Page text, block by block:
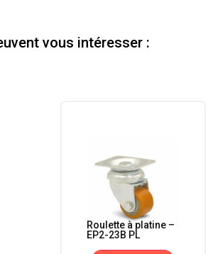
vous intéresser :
Roulette à platine –
EP2-23B PL